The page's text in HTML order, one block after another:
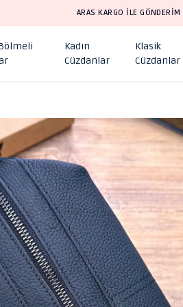
ARAS KARGO İLE
Kadın
Cüzdanlar
Klasik
Cüzdanlar